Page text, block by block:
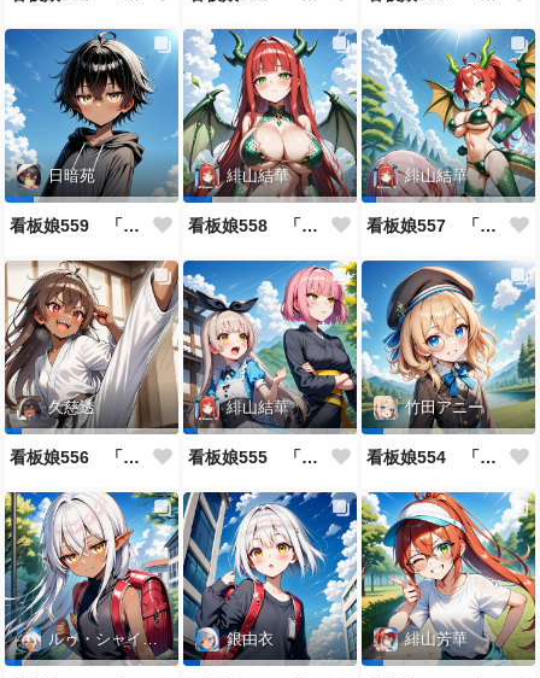
日暗苑
看板娘559 「日暗苑のよもやま話」
緋山結華
看板娘558 「緋山結華」キャラクター紹介
緋山結華
看板娘557 「其々の再会」
久慈透
看板娘556 「久慈透のよもやま話」
緋山結華
看板娘555 「帰還、そして目覚め。」
竹田アニー
看板娘554 「竹田アニーのよもやま話」
ルゥ・シャイニー 銀由衣 緋山芳華